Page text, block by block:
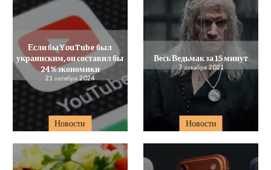
Новости
Если бы YouTube был
украинским, он составил бы
24% экономики
21 октября 2024
Новости
Весь Ведьмак за 15 минут
7 декабря 2021